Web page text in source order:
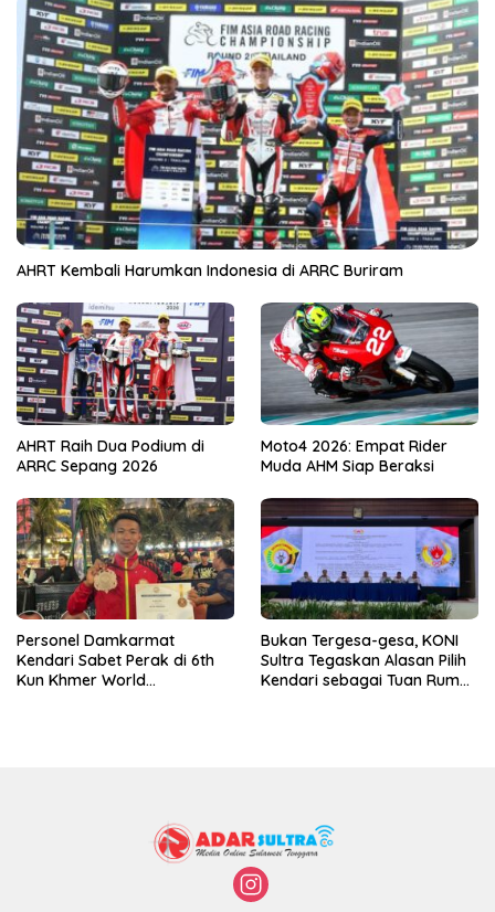
AHRT Kembali Harumkan Indonesia di ARRC Buriram
AHRT Raih Dua Podium di
ARRC Sepang 2026
Moto4 2026: Empat Rider
Muda AHM Siap Beraksi
Personel Damkarmat
Kendari Sabet Perak di 6th
Kun Khmer World
Bukan Tergesa-gesa, KONI
Sultra Tegaskan Alasan Pilih
Kendari sebagai Tuan Rumah